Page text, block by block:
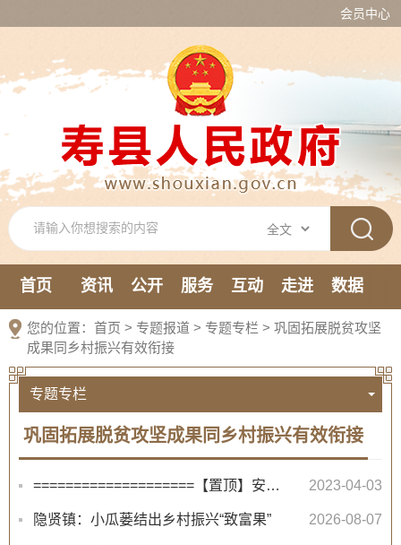
会员中心
首页 资讯 公开 服务 互动 走进
数据
新媒体
您的位置： 首页 > 专题报道 > 专题专栏 > 巩固拓展脱贫攻坚
成果同乡村振兴有效衔接
专题专栏
巩固拓展脱贫攻坚成果同乡村振兴有效衔接
====================【置顶】安徽防止返贫监测对象申报==================== 2023-04-03
隐贤镇：小瓜蒌结出乡村振兴“致富果” 2026-08-07